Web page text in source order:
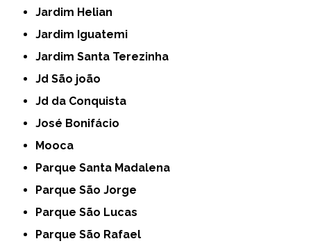
Jardim Helian
Jardim Iguatemi
Jardim Santa Terezinha
Jd São joão
Jd da Conquista
José Bonifácio
Mooca
Parque Santa Madalena
Parque São Jorge
Parque São Lucas
Parque São Rafael